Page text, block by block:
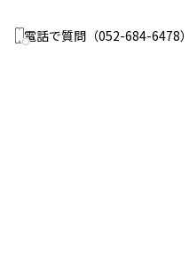
電話で質問 （052-684-6478）